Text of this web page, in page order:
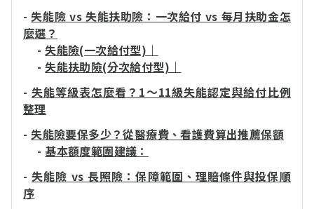
-失能險 vs 失能扶助險：一次給付 vs 每月扶助金怎
麼選？
-失能險(一次給付型)｜
-失能扶助險(分次給付型)｜
- 失能等級表怎麼看？1～11級失能認定與給付比例
整理
-失能險要保多少？從醫療費、看護費算出推薦保額
-基本額度範圍建議：
- 失能險 vs 長照險：保障範圍、理賠條件與投保順
序